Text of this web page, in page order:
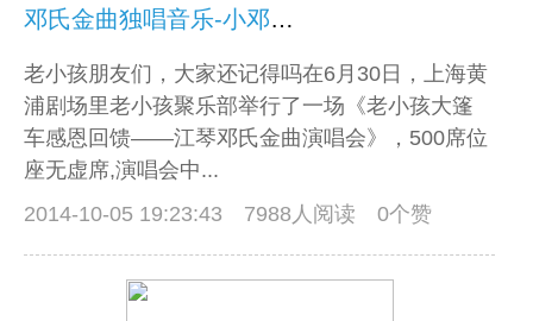
邓氏金曲独唱音乐-小邓丽君江琴上海演唱会
老小孩朋友们，大家还记得吗在6月30日，上海黄
浦剧场里老小孩聚乐部举行了一场《老小孩大篷
车感恩回馈——江琴邓氏金曲演唱会》，500席位
座无虚席,演唱会中...
2014-10-05 19:23:43
7988人阅读 0个赞